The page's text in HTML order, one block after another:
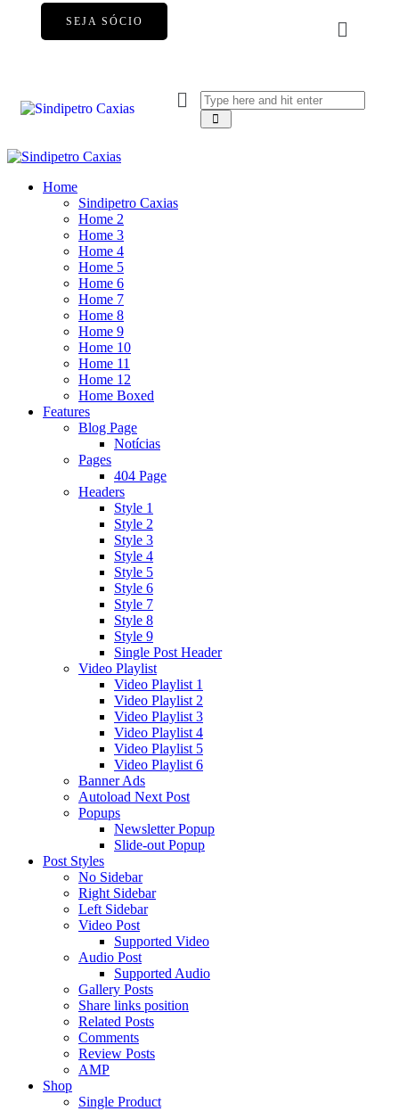
SEJA SÓCIO
Home
Sindipetro Caxias
Home 2
Home 3
Home 4
Home 5
Home 6
Home 7
Home 8
Home 9
Home 10
Home 11
Home 12
Home Boxed
Features
Blog Page
Notícias
Pages
404 Page
Headers
Style 1
Style 2
Style 3
Style 4
Style 5
Style 6
Style 7
Style 8
Style 9
Single Post Header
Video Playlist
Video Playlist 1
Video Playlist 2
Video Playlist 3
Video Playlist 4
Video Playlist 5
Video Playlist 6
Banner Ads
Autoload Next Post
Popups
Newsletter Popup
Slide-out Popup
Post Styles
No Sidebar
Right Sidebar
Left Sidebar
Video Post
Supported Video
Audio Post
Supported Audio
Gallery Posts
Share links position
Related Posts
Comments
Review Posts
AMP
Shop
Single Product